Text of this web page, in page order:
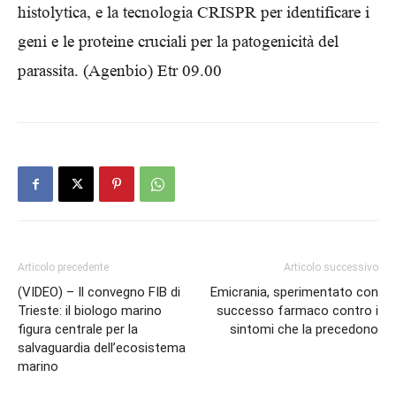
histolytica, e la tecnologia CRISPR per identificare i
geni e le proteine cruciali per la patogenicità del
parassita. (Agenbio) Etr 09.00
Articolo precedente
(VIDEO) – Il convegno FIB di
Trieste: il biologo marino
figura centrale per la
salvaguardia dell’ecosistema
marino
Articolo successivo
Emicrania, sperimentato con
successo farmaco contro i
sintomi che la precedono